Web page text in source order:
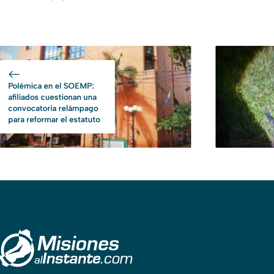
Polémica en el SOEMP:
afiliados cuestionan una
convocatoria relámpago
para reformar el estatuto